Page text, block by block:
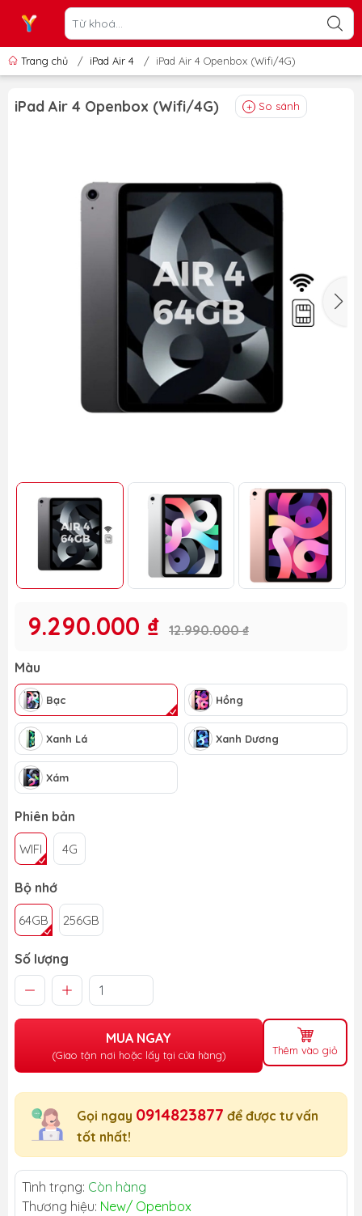
Trang chủ / iPad Air 4 / iPad Air 4 Openbox (Wifi/4G)
iPad Air 4 Openbox (Wifi/4G) So sánh
9.290.000 ₫ 12.990.000 ₫
Màu
Bạc Hồng
Xanh Lá Xanh Dương
Xám
Phiên bản
WIFI 4G
Bộ nhớ
64GB 256GB
Số lượng
MUA NGAY
(Giao tận nơi hoặc lấy tại cửa hàng) Thêm vào giỏ
Gọi ngay 0914823877 để được tư vấn
tốt nhất!
Tình trạng: Còn hàng
Thương hiệu: New/ Openbox